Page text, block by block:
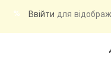
% Ввійти для